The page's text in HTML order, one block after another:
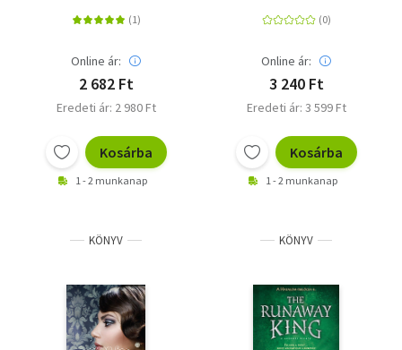
a Warner Bross uralma
Online ár:
2 682 Ft
Eredeti ár: 2 980 Ft
Kosárba
1 - 2 munkanap
Online ár:
3 240 Ft
Eredeti ár: 3 599 Ft
Kosárba
1 - 2 munkanap
KÖNYV KÖNYV